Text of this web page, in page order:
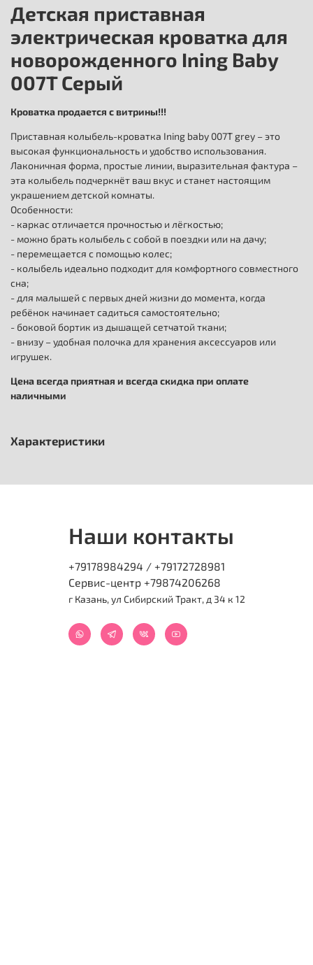
Детская приставная
электрическая кроватка для
новорожденного Ining Baby
007T Серый
Кроватка продается с витрины!!!
Приставная колыбель-кроватка Ining baby 007T grey – это
высокая функциональность и удобство использования.
Лаконичная форма, простые линии, выразительная фактура –
эта колыбель подчеркнёт ваш вкус и станет настоящим
украшением детской комнаты.
Особенности:
- каркас отличается прочностью и лёгкостью;
- можно брать колыбель с собой в поездки или на дачу;
- перемещается с помощью колес;
- колыбель идеально подходит для комфортного совместного
сна;
- для малышей с первых дней жизни до момента, когда
ребёнок начинает садиться самостоятельно;
- боковой бортик из дышащей сетчатой ткани;
- внизу – удобная полочка для хранения аксессуаров или
игрушек.
Цена всегда приятная и всегда скидка при оплате
наличными
Характеристики
Наши контакты
+79178984294 / +79172728981
Сервис-центр +79874206268
г Казань, ул Сибирский Тракт, д 34 к 12